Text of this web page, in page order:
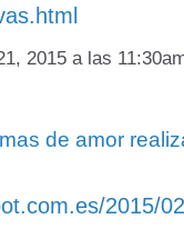
2015 a las
de amor
2015/